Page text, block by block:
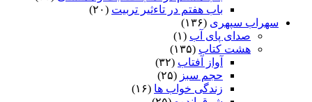
باب هفتم در تاءثیر تربیت (۲۰)
سهراب سپهری (۱۳۶)
صدای پای آب (۱)
هشت کتاب (۱۳۵)
آواز آفتاب (۳۲)
حجم سبز (۲۵)
زندگی خواب ها (۱۶)